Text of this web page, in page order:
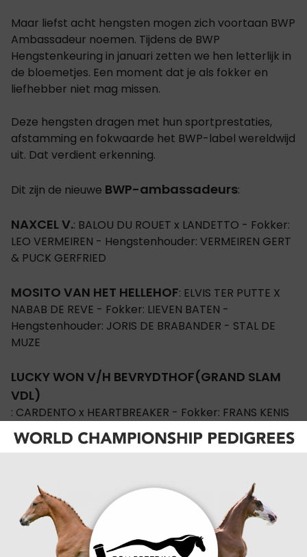
Maar liefst acht hengsten mogen zich voortaan BWP
Ambassadeur noemen. Tijdens de BWP
Hengstenkeuring in januari zetten we hen letterlijk in
de bloemetjes. Een moment dat je als fokker en
liefhebber niet mag missen.
Deze hengsten dragen met hun sportprestaties,
afstamming en fokwaarde het BWP-label wereldwijd
uit. Dat verdient erkenning.
Dit zijn de nieuwe BWP-ambassadeurs:
NAXCEL V.: BALOU DU ROUET x LANDETTO - Fokker:
LEO VERMEIREN - Hengstenhouder: VERMEIREN GERT
& PUCK GERFRIED
MOSITO VAN HET HELLEHOF: ELVIS TER PUTTE X
NABAB DE REVE - Fokker: LIEVEN BATEN -
Hengstenhouder: JORIS DE BRABANDER - STAL DE
MUZE
LUCKY WON V/H BEVRYDTHOF(GRAND SLAM
VDL)
: CARDENTO x HEARTBREAKER - Fokker: FRANS KENIS
- Hengstenhouder: VDL STUD
POMME x QUIDAM DE REVEL - Fokker: MARIETTE VAN
LOMBERGEN - Hengstenhouder: STAL BRUYNSEELS
DIEU-MERCI VAN T&L
: TOULON x CORRADO I -
Fokker/Hengstenhouder: T. & L.